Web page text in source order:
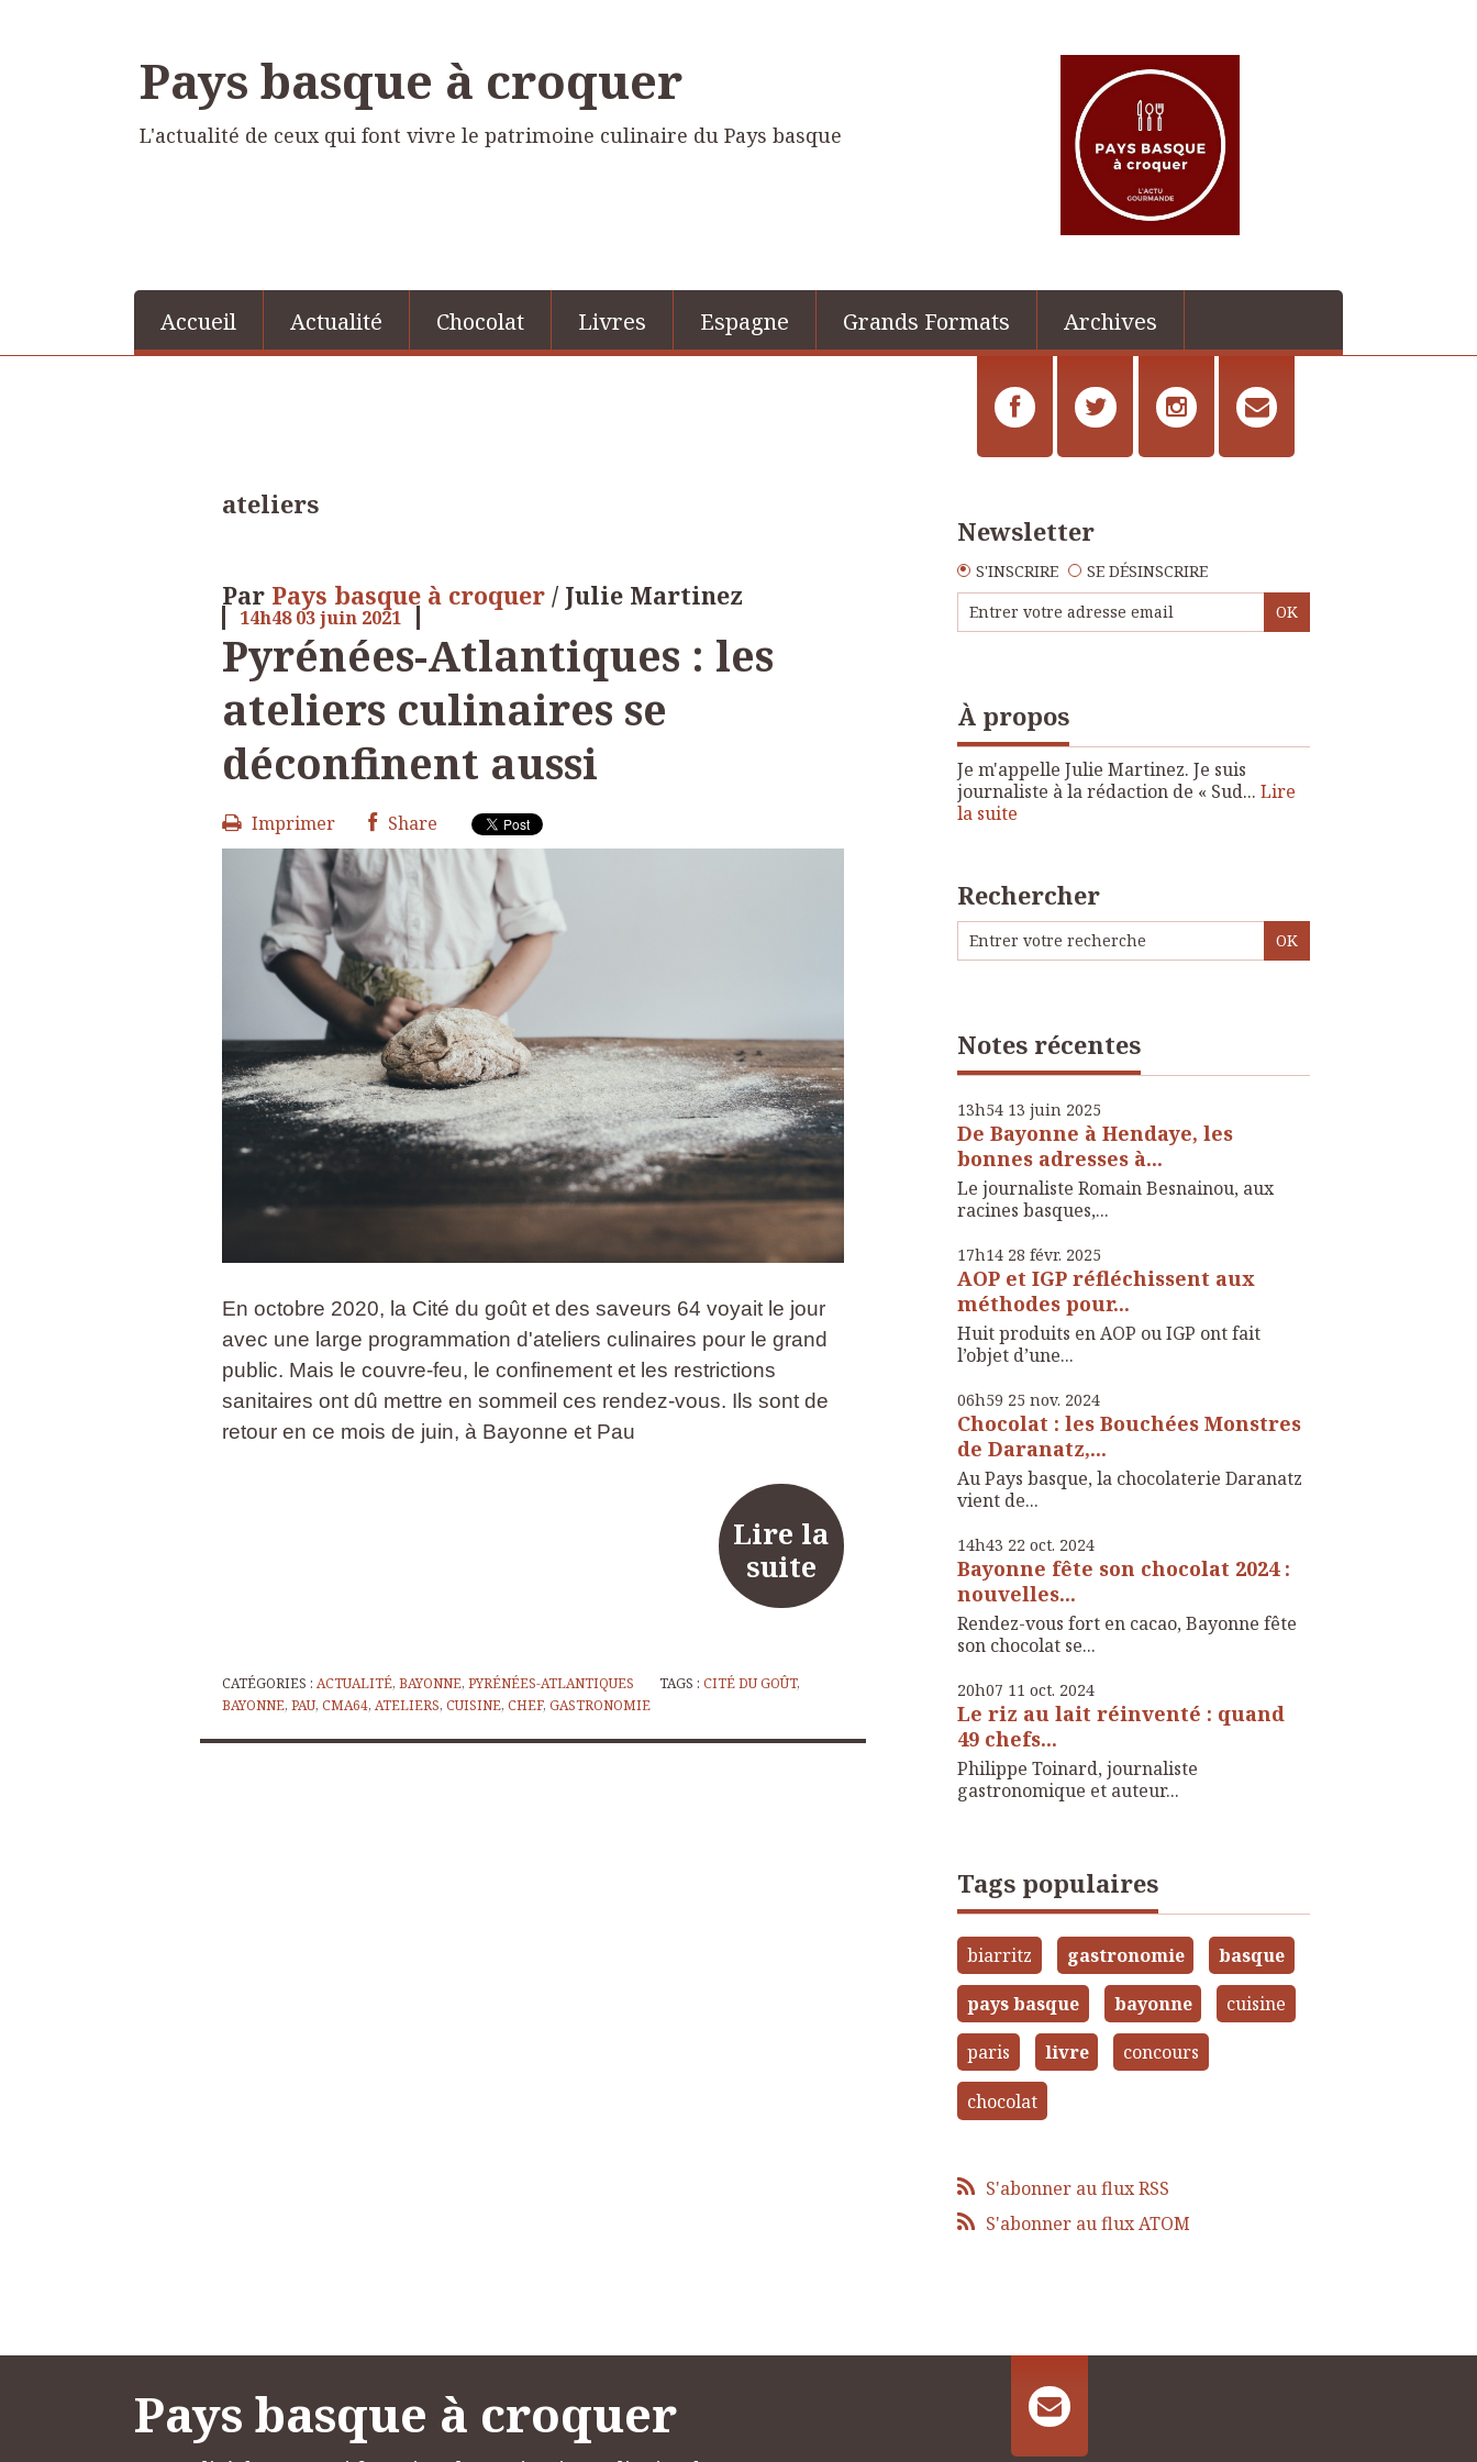
Pays basque à croquer
L'actualité de ceux qui font vivre le patrimoine culinaire du Pays basque
Accueil Actualité Chocolat Livres Espagne Grands Formats Archives
ateliers
Par Pays basque à croquer / Julie Martinez
14h48 03juin 2021
Pyrénées-Atlantiques : les
ateliers culinaires se
déconfinent aussi
Imprimer Share
En octobre 2020, la Cité du goût et des saveurs 64 voyait le jour
avec une large programmation d'ateliers culinaires pour le grand
public. Mais le couvre-feu, le confinement et les restrictions
sanitaires ont dû mettre en sommeil ces rendez-vous. Ils sont de
retour en ce mois de juin, à Bayonne et Pau
Lire la
suite
CATÉGORIES : ACTUALITÉ, BAYONNE, PYRÉNÉES-ATLANTIQUES TAGS : CITÉ DU GOÛT,
BAYONNE, PAU, CMA64, ATELIERS, CUISINE, CHEF, GASTRONOMIE
Newsletter
S'INSCRIRE SE DÉSINSCRIRE
À propos
Je m'appelle Julie Martinez. Je suis
journaliste à la rédaction de « Sud... Lire
la suite
Rechercher
Notes récentes
13h54 13 juin 2025
De Bayonne à Hendaye, les
bonnes adresses à...
Le journaliste Romain Besnainou, aux
racines basques,...
17h14 28 févr. 2025
AOP et IGP réfléchissent aux
méthodes pour...
Huit produits en AOP ou IGP ont fait
l’objet d’une...
06h59 25 nov. 2024
Chocolat : les Bouchées Monstres
de Daranatz,...
Au Pays basque, la chocolaterie Daranatz
vient de...
14h43 22 oct. 2024
Bayonne fête son chocolat 2024 :
nouvelles...
Rendez-vous fort en cacao, Bayonne fête
son chocolat se...
20h07 11 oct. 2024
Le riz au lait réinventé : quand
49 chefs...
Philippe Toinard, journaliste
gastronomique et auteur...
Tags populaires
biarritz gastronomie basque
pays basque bayonne cuisine
paris livre concours
chocolat
S'abonner au flux RSS
S'abonner au flux ATOM
Pays basque à croquer